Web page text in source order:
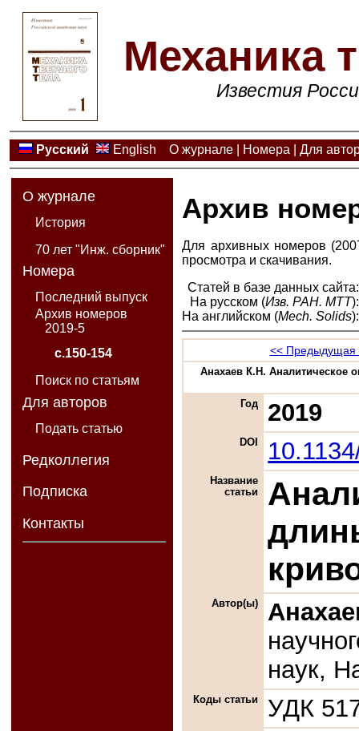
Механика
Известия
Русский English О журнале| Номера Для
О журнале
История
70 лет "Инж. сборник"
Номера
Последний выпуск
Архив номеров
2019-5
с.150-154
Поиск по статьям
Для авторов
Подать статью
Редколлегия
Подписка
Контакты
Архив
Для архивных номеров
просмотра и скачивания.
Статей в базе данных сайта:
На русском (Изв. РАН. МТТ):
На английском (Mech. Solids):
<< Предыдущая
Анахаев К.Н. Аналитическое
Год 2019
DOI
Название
статьи
Автор(ы)
наук,
Коды статьи УДК